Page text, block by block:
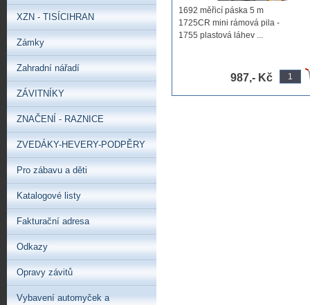
1692 měřicí páska 5 m
1725CR mini rámová pila -
1755 plastová láhev ...
987,- Kč
XZN - TISÍCIHRAN
Zámky
Zahradní nářadí
ZÁVITNÍKY
ZNAČENÍ - RAZNICE
ZVEDÁKY-HEVERY-PODPĚRY
Pro zábavu a děti
Katalogové listy
Fakturační adresa
Odkazy
Opravy závitů
Vybavení automyček a